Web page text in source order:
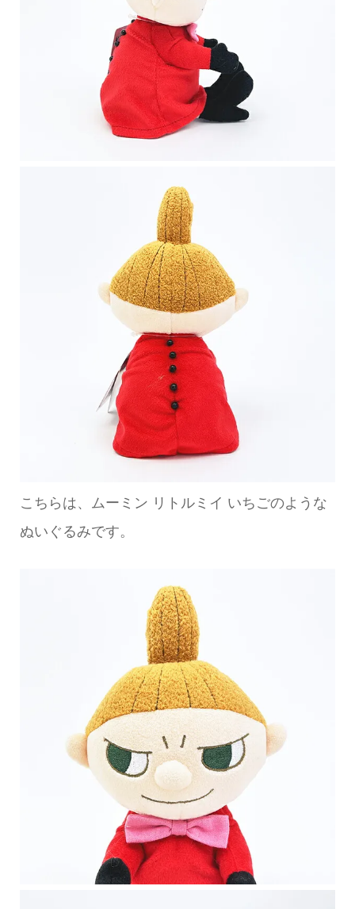
こちらは、ムーミン リトルミイ いちごのような
ぬいぐるみです。